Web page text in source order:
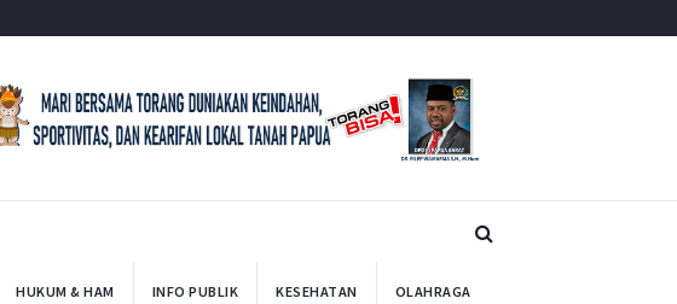
HUKUM & HAM INFO PUBLIK KESEHATAN OLAHRAGA